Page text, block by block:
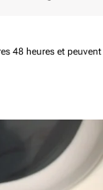
48 heures et